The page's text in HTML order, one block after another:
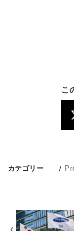
こ
カテゴリー